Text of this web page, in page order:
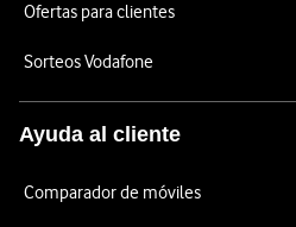
Ofertas para clientes
Sorteos Vodafone
Ayuda al cliente
Comparador de móviles